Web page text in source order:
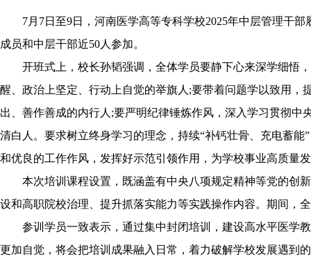
7月7日至9日，河南医学高等专科学校2025年中层管理干部
成员和中层干部近50人参加。
开班式上，校长孙韬强调，全体学员要静下心来深学细悟
醒、政治上坚定、行动上自觉的举旗人;要带着问题学以致用，
出、善作善成的内行人;要严明纪律锤炼作风，深入学习贯彻
清白人。要求树立终身学习的理念，持续“补钙壮骨、充电蓄
和优良的工作作风，发挥好示范引领作用，为学校事业高质量
本次培训课程设置，既涵盖有中央八项规定精神等党的创
设和高职院校治理、提升抓落实能力等实践操作内容。期间，
参训学员一致表示，通过集中封闭培训，建设高水平医学
更加自觉，将会把培训成果融入日常，着力破解学校发展遇到